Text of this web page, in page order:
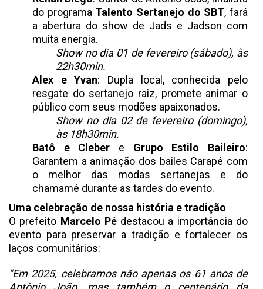
do programa Talento Sertanejo do SBT, fará
a abertura do show de Jads e Jadson com
muita energia.
Show no dia 01 de fevereiro (sábado), às
22h30min.
Alex e Yvan: Dupla local, conhecida pelo
resgate do sertanejo raiz, promete animar o
público com seus modões apaixonados.
Show no dia 02 de fevereiro (domingo),
às 18h30min.
Batô e Cleber e Grupo Estilo Baileiro:
Garantem a animação dos bailes Carapé com
o melhor das modas sertanejas e do
chamamé durante as tardes do evento.
Uma celebração de nossa história e tradição
O prefeito Marcelo Pédestacou a importância do
evento para preservar a tradição e fortalecer os
laços comunitários:
"Em 2025, celebramos não apenas os 61 anos de